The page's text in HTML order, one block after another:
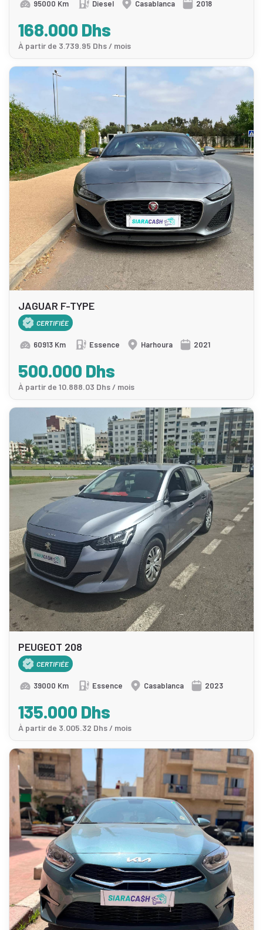
95000 Km Diesel Casablanca 2018
168.000 Dhs
À partir de 3.739.95 Dhs / mois
JAGUAR F-TYPE
CERTIFIÉE
60913 Km Essence Harhoura 2021
500.000 Dhs
À partir de 10.888.03 Dhs / mois
PEUGEOT 208
CERTIFIÉE
39000 Km Essence Casablanca 2023
135.000 Dhs
À partir de 3.005.32 Dhs / mois